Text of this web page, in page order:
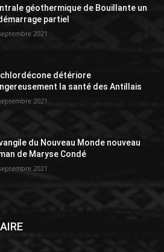
géothermique de Bouillante un
partiel
2021
chlordécone détériore
la santé des Antillais
2021
du Nouveau Monde nouveau
de Maryse Condé
2021